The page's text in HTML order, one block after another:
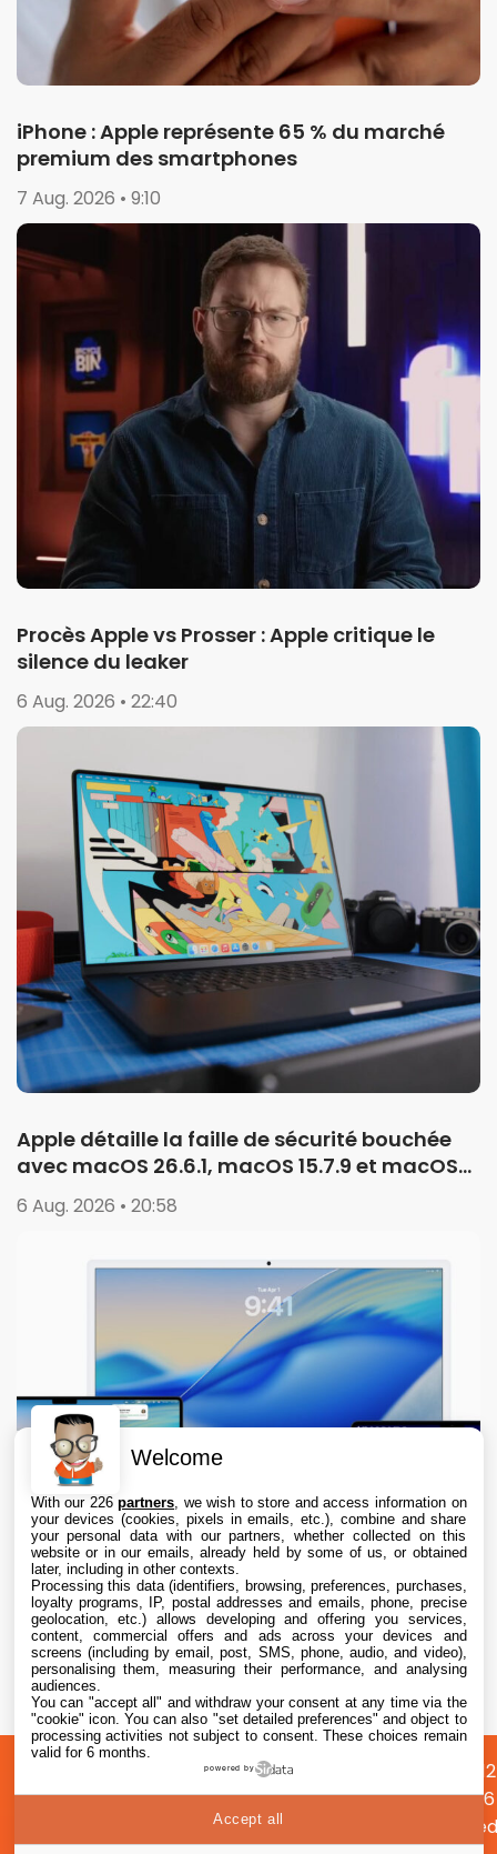
iPhone : Apple représente 65 % du marché
premium des smartphones
7 Aug. 2026 • 9:10
Procès Apple vs Prosser : Apple critique le
silence du leaker
6 Aug. 2026 • 22:40
Apple détaille la faille de sécurité bouchée
avec macOS 26.6.1, macOS 15.7.9 et macOS
14.8.9
6 Aug. 2026 • 20:58
macOS 26.6.1 est disponible, avec macOS
15.7.9 et macOS 14.8.9
6 Aug. 2026 • 19:55
propos
Préférences
cookies
Confidentialité
©
2026
Welcome
With our 226partners , we wish to store and access information on
your devices (cookies, pixels in emails, etc.), combine and share
your personal data with our partners, whether collected on this
website or in our emails, already held by some of us, or obtained
later, including in other contexts.
Processing this data (identifiers, browsing, preferences, purchases,
loyalty programs, IP, postal addresses and emails, phone, precise
geolocation, etc.) allows developing and offering you services,
content, commercial offers and ads across your devices and
screens (including by email, post, SMS, phone, audio, and video),
personalising them, measuring their performance, and analysing
audiences.
You can "accept all" and withdraw your consent at any time via the
"cookie" icon. You can also "set detailed preferences" and object to
processing activities not subject to consent. These choices remain
valid for 6 months.
powered by
Accept all